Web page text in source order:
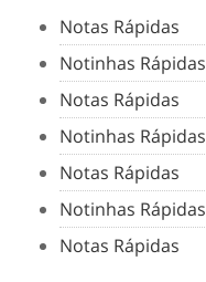
Notas Rápidas
Notinhas Rápidas
Notas Rápidas
Notinhas Rápidas
Notas Rápidas
Notinhas Rápidas
Notas Rápidas